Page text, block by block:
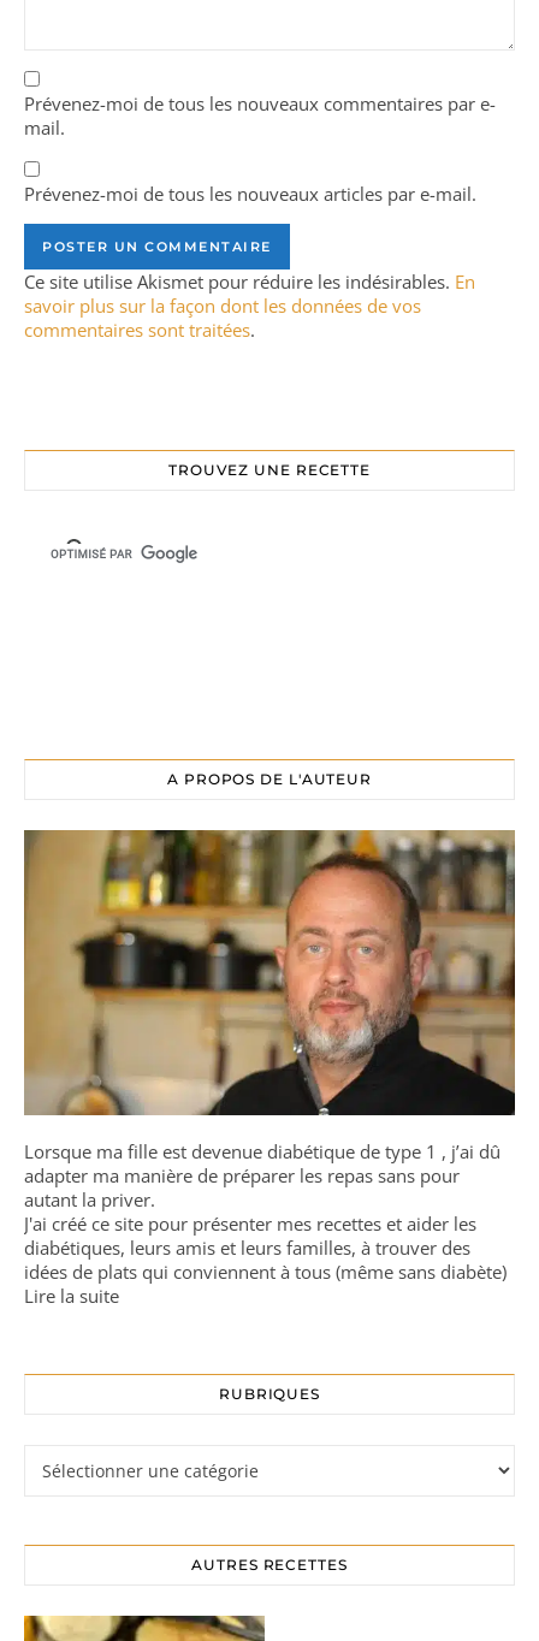
Prévenez-moi de tous les nouveaux commentaires par e-
mail.
Prévenez-moi de tous les nouveaux articles par e-mail.
Ce site utilise Akismet pour réduire les indésirables. En
savoir plus sur la façon dont les données de vos
commentaires sont traitées.
TROUVEZ UNE RECETTE
A PROPOS DE L'AUTEUR
Lorsque ma fille est devenue diabétique de type 1 , j’ai dû
adapter ma manière de préparer les repas sans pour
autant la priver.
J'ai créé ce site pour présenter mes recettes et aider les
diabétiques, leurs amis et leurs familles, à trouver des
idées de plats qui conviennent à tous (même sans diabète)
Lire la suite
RUBRIQUES
AUTRES RECETTES